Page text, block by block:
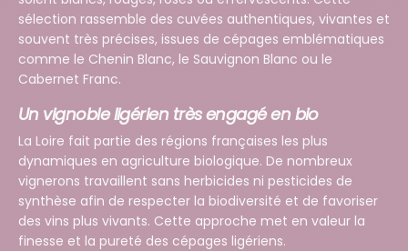
sélection rassemble des cuvées authentiques, vivantes et
souvent très précises, issues de cépages emblématiques
comme le Chenin Blanc, le Sauvignon Blanc ou le
Cabernet Franc.
Un vignoble ligérien très engagé en bio
La Loire fait partie des régions françaises les plus
dynamiques en agriculture biologique. De nombreux
vignerons travaillent sans herbicides ni pesticides de
synthèse afin de respecter la biodiversité et de favoriser
des vins plus vivants. Cette approche met en valeur la
finesse et la pureté des cépages ligériens.